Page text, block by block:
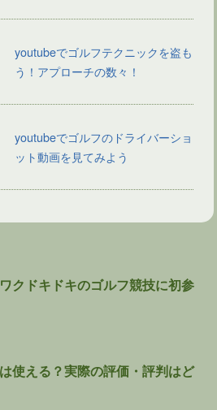
youtubeでゴルフテクニックを盗も
う！アプローチの数々！
youtubeでゴルフのドライバーショ
ット動画を見てみよう
クドキドキのゴルフ競技に初参
使える？実際の評価・評判はど